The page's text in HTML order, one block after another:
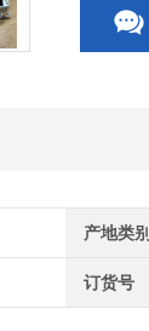
产地类别
订货号